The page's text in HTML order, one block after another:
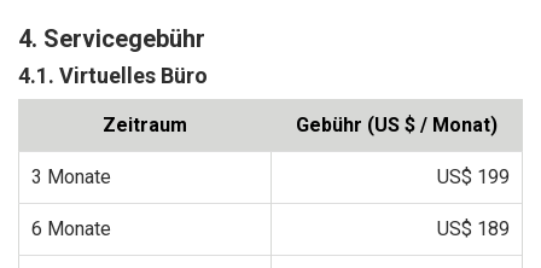
4. Servicegebühr
4.1. Virtuelles Büro
Zeitraum Gebühr (US $ / Monat)
3 Monate US$ 199
6 Monate US$ 189